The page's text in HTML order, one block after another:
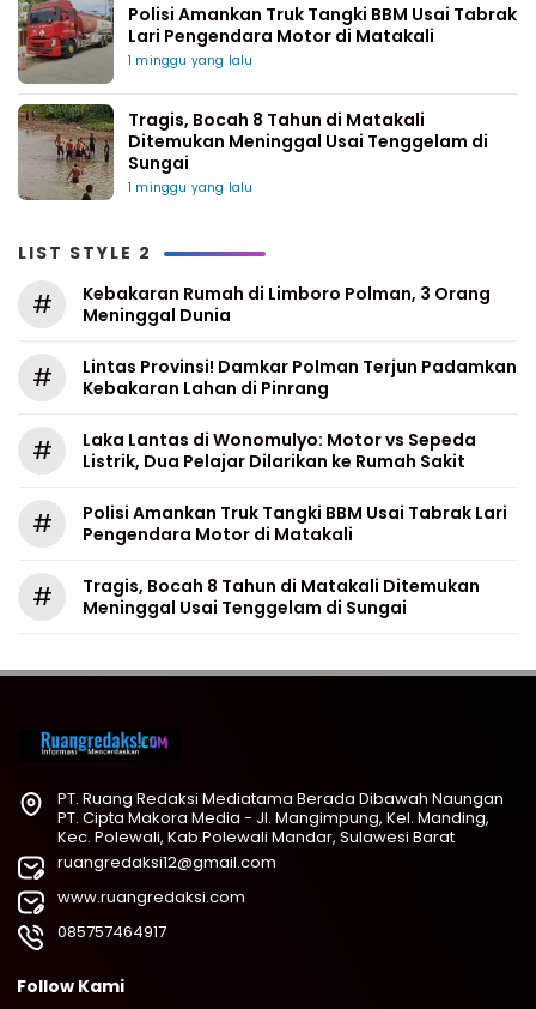
Polisi Amankan Truk Tangki BBM Usai Tabrak
Lari Pengendara Motor di Matakali
1 minggu yang lalu
Tragis, Bocah 8 Tahun di Matakali
Ditemukan Meninggal Usai Tenggelam di
Sungai
1 minggu yang lalu
LIST STYLE 2
#
Kebakaran Rumah di Limboro Polman, 3 Orang
Meninggal Dunia
#
Lintas Provinsi! Damkar Polman Terjun Padamkan
Kebakaran Lahan di Pinrang
#
Laka Lantas di Wonomulyo: Motor vs Sepeda
Listrik, Dua Pelajar Dilarikan ke Rumah Sakit
#
Polisi Amankan Truk Tangki BBM Usai Tabrak Lari
Pengendara Motor di Matakali
#
Tragis, Bocah 8 Tahun di Matakali Ditemukan
Meninggal Usai Tenggelam di Sungai
PT. Ruang Redaksi Mediatama Berada Dibawah Naungan
PT. Cipta Makora Media - Jl. Mangimpung, Kel. Manding,
Kec. Polewali, Kab.Polewali Mandar, Sulawesi Barat
ruangredaksi12@gmail.com
www.ruangredaksi.com
085757464917
Follow Kami